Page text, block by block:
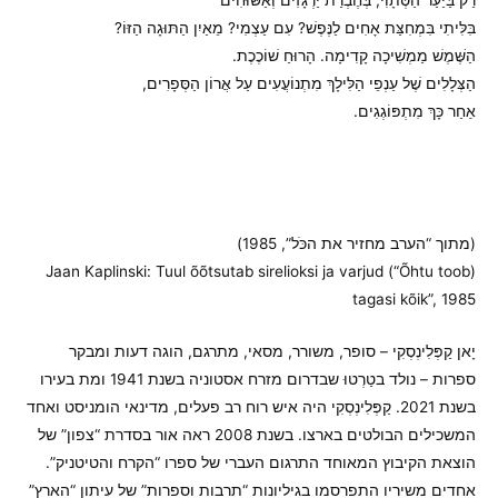
בִּלִּיתִי בִּמְחִצַּת אָחִים לַנֶּפֶשׁ? עִם עַצְמִי? מֵאַיִן הַתּוּגָה הַזּוֹ?
הַשֶּׁמֶשׁ מַמְשִׁיכָה קָדִימָה. הָרוּחַ שׁוֹכֶכֶת.
הַצְּלָלִים שֶׁל עַנְפֵי הַלִּילָךְ מִתְנוֹעֲעִים עַל אֲרוֹן הַסְּפָרִים,
אַחַר כָּךְ מִתְפּוֹגְגִים.
(מתוך “הערב מחזיר את הכֹּל”, 1985)
(Jaan Kaplinski: Tuul õõtsutab sirelioksi ja varjud (“Õhtu toob
tagasi kõik”, 1985
יָאן קַפְּלִינְסְקִי – סופר, משורר, מסאי, מתרגם, הוגה דעות ומבקר
ספרות – נולד בטַרְטוּ שבדרום מזרח אסטוניה בשנת 1941 ומת בעירו
בשנת 2021. קַפְּלִינְסְקִי היה איש רוח רב פעלים, מדינאי הומניסט ואחד
המשכילים הבולטים בארצו. בשנת 2008 ראה אור בסדרת “צפון” של
הוצאת הקיבוץ המאוחד התרגום העברי של ספרו “הקרח והטיטניק”.
אחדים משיריו התפרסמו בגיליונות “תרבות וספרות” של עיתון “הארץ”